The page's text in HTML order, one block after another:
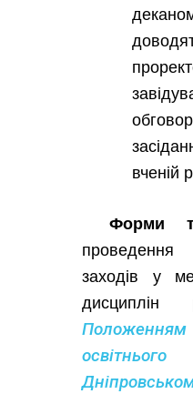
вченій
Форми
заходів у
дисциплін
Положенням